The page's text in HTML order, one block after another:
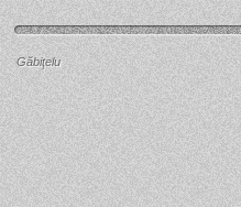
Găbiţelu